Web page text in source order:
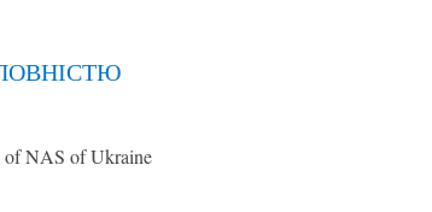
of NAS of Ukraine